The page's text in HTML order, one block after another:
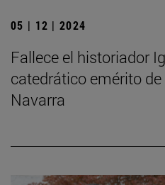
05 | 12 | 2024
Fallece el historiador
catedrático emérito
Navarra